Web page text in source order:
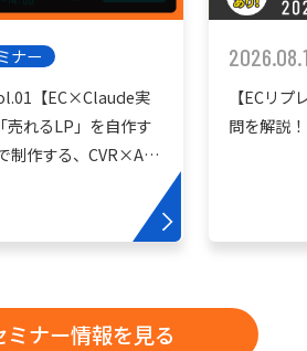
ナー
【EC×Claude実
売れるLP」を自作す
制作する、CVR×AIO
【ECリ
問を解説！
ミナー情報を見る